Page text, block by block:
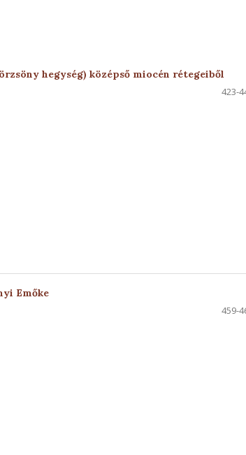
hegység) középső miocén rétegeiből
423-
Emőke
459-